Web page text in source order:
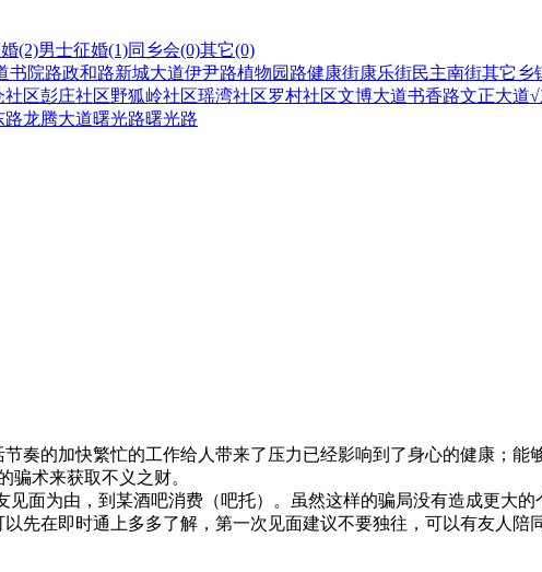
(2)男士征婚(1)同乡会(0)其它(0)
书院路政和路新城大道伊尹路植物园路健康街康乐街民主南街其它乡
社区彭庄社区野狐岭社区瑶湾社区罗村社区文博大道书香路文正大道
路龙腾大道曙光路曙光路
奏的加快繁忙的工作给人带来了压力已经影响到了身心的健康；
骗术来获取不义之财。
面为由，到某酒吧消费（吧托）。虽然这样的骗局没有造成更大
先在即时通上多多了解，第一次见面建议不要独往，可以有友人陪